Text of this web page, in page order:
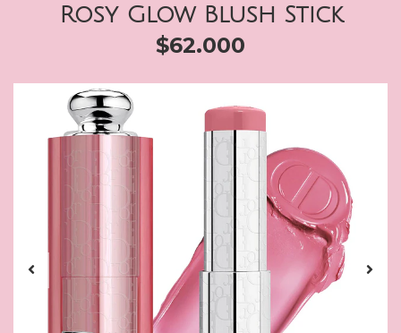
Rosy Glow Blush Stick
$62.000